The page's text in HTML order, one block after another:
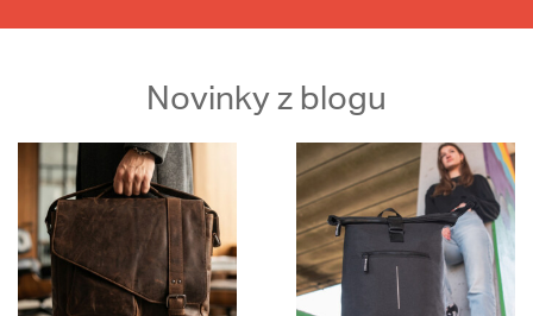
Novinky z blogu